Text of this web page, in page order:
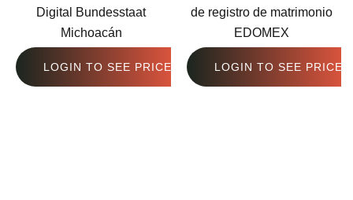
Digital Bundesstaat
Michoacán
LOGIN TO SEE PRICE
de registro de matrimonio
EDOMEX
LOGIN TO SEE PRICE